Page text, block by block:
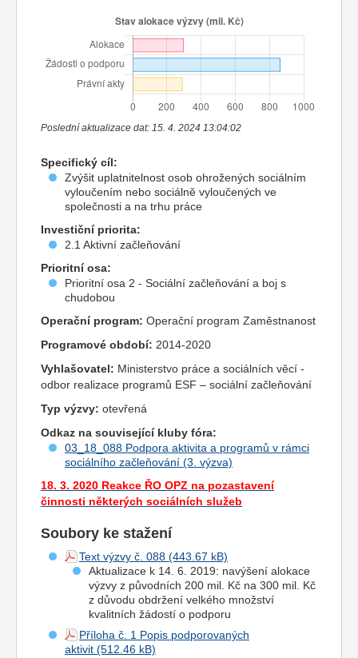
Poslední aktualizace dat: 15. 4. 2024 13:04:02
Specifický cíl:
Zvýšit uplatnitelnost osob ohrožených sociálním
vyloučením nebo sociálně vyloučených ve
společnosti a na trhu práce
Investiční priorita:
2.1 Aktivní začleňování
Prioritní osa:
Prioritní osa 2 - Sociální začleňování a boj s
chudobou
Operační program: Operační program Zaměstnanost
Programové období: 2014-2020
Vyhlašovatel: Ministerstvo práce a sociálních věcí -
odbor realizace programů ESF – sociální začleňování
Typ výzvy: otevřená
Odkaz na související kluby fóra:
03_18_088 Podpora aktivita a programů v rámci
sociálního začleňování (3. výzva)
18. 3. 2020 Reakce ŘO OPZ na pozastavení
činnosti některých sociálních služeb
Soubory ke stažení
Text výzvy č. 088
Aktualizace k 14. 6. 2019: navýšení alokace
výzvy z původních 200 mil. Kč na 300 mil. Kč
z důvodu obdržení velkého množství
kvalitních žádostí o podporu
Příloha č. 1 Popis podporovaných
aktivit